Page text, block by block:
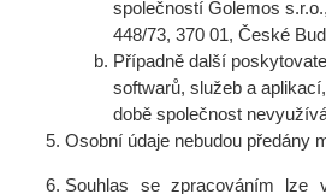
společností Golemos
448/73, 370 01, České
Případně další
softwarů, služeb a
době společnost
Osobní údaje nebudou předány
Souhlas se zpracováním